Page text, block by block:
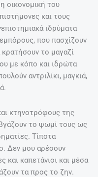
οικονομική του
και τους
ιδρύματα
που πασχίζουν
το μαγαζί
με κόπο και ιδρώτα
αντριλίκι, μαγκιά,
κτηνοτρόφους της
το ψωμί τους ως
Τίποτα
Δεν μου αρέσουν
και καπετάνιοι και μέσα
τα προς το ζην.